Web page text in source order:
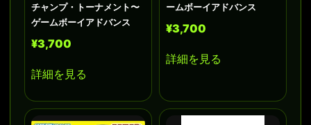
チャンプ・トーナメント〜
ゲームボーイアドバンス
¥3,700
詳細を見る
ームボーイアドバンス
¥3,700
詳細を見る